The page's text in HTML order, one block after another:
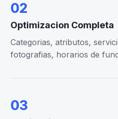
02
Optimizacion Completa
Categorias, atributos,
fotografias, horarios de
03